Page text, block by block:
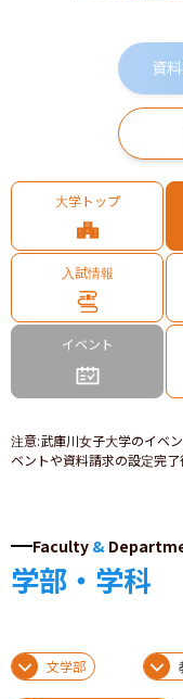
資
大学トップ
入試情報
イベント
注意:武庫川女子大学のイベ
ベントや資料請求の設定完了
Faculty &
学部・学科
文学部